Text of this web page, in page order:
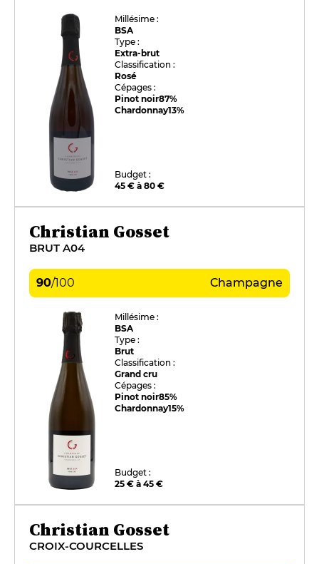
Millésime :
BSA
Type :
Extra-brut
Classification :
Rosé
Cépages :
Pinot noir87%
Chardonnay13%
Budget :
45 € à 80 €
Christian Gosset
BRUT A04
90/100 Champagne
Millésime :
BSA
Type :
Brut
Classification :
Grand cru
Cépages :
Pinot noir85%
Chardonnay15%
Budget :
25 € à 45 €
Christian Gosset
CROIX-COURCELLES